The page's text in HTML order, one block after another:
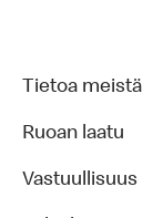
Tietoa meistä
Ruoan laatu
Vastuullisuus